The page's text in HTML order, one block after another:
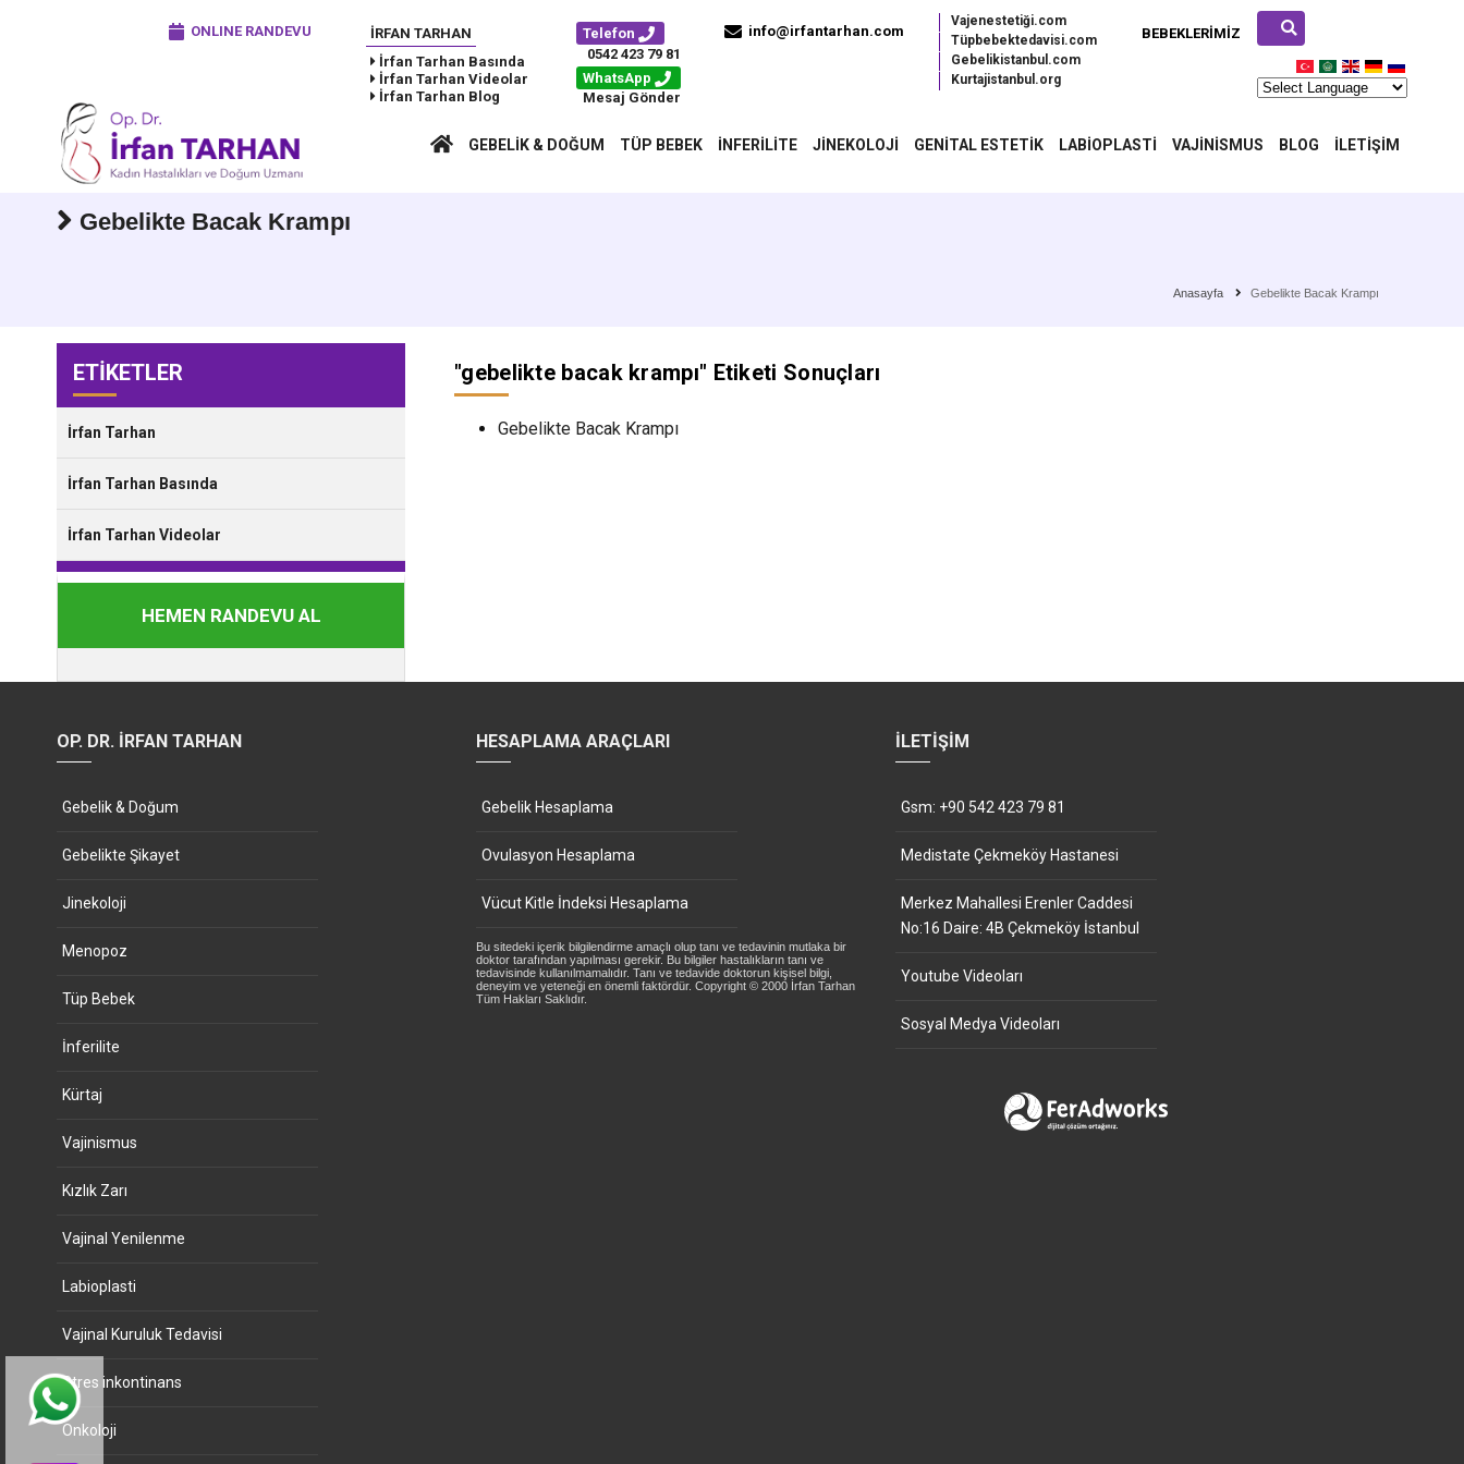
ONLINE RANDEVU
İRFAN TARHAN
İrfan Tarhan Basında
İrfan Tarhan Videolar
İrfan Tarhan Blog
BEBEKLERIMIZ
Vajenestetiği.com
Tüpbebektedavisi.com
Gebelikistanbul.com
Kurtajistanbul.org
Telefon
0542 423 79 81
WhatsApp
Mesaj Gönder
info@irfantarhan.com
GEBELIK & DOĞUM TÜP BEBEK İNFERILITE JINEKOLOJI GENITAL ESTETIK LABIOPLASTI VAJINISMUS BLOG İLETIŞIM
Gebelikte Bacak Krampı
Anasayfa Gebelikte Bacak Krampı
ETİKETLER
İrfan Tarhan
İrfan Tarhan Basında
İrfan Tarhan Videolar
HEMEN RANDEVU AL
"gebelikte bacak krampı" Etiketi Sonuçları
Gebelikte Bacak Krampı
OP. DR. İRFAN TARHAN
Gebelik & Doğum
Gebelikte Şikayet
Jinekoloji
Menopoz
Tüp Bebek
İnferilite
Kürtaj
Vajinismus
Kızlık Zarı
Vajinal Yenilenme
Labioplasti
Vajinal Kuruluk Tedavisi
Stres inkontinans
Onkoloji
HESAPLAMA ARAÇLARI
Gebelik Hesaplama
Ovulasyon Hesaplama
Vücut Kitle İndeksi Hesaplama
Bu sitedeki içerik bilgilendirme amaçlı olup tanı ve tedavinin mutlaka bir
doktor tarafından yapılması gerekir. Bu bilgiler hastalıkların tanı ve
tedavisinde kullanılmamalıdır. Tanı ve tedavide doktorun kişisel bilgi,
deneyim ve yeteneği en önemli faktördür. Copyright © 2000 İrfan Tarhan
Tüm Hakları Saklıdır.
İLETIŞIM
Gsm: +90 542 423 79 81
Medistate Çekmeköy Hastanesi
Merkez Mahallesi Erenler Caddesi
No:16 Daire: 4B Çekmeköy İstanbul
Youtube Videoları
Sosyal Medya Videoları